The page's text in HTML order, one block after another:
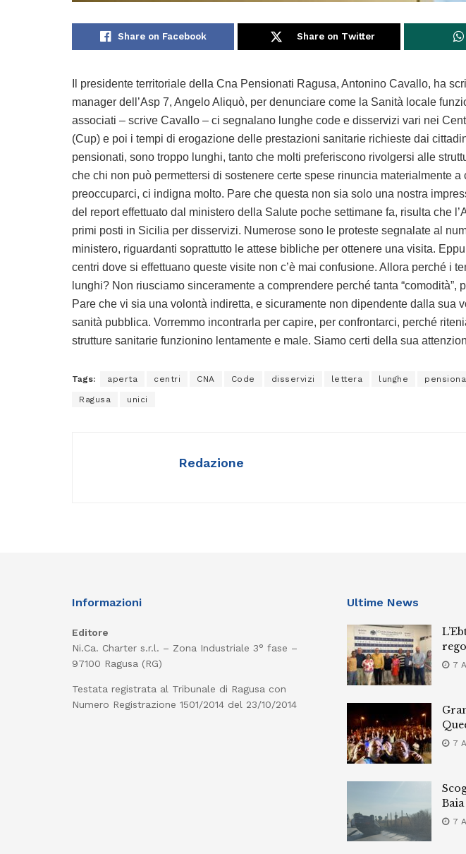
Share on Facebook Share on Twitter
Il presidente territoriale della Cna Pensionati Ragusa, Antonino Cavallo, ha
manager dell’Asp 7, Angelo Aliquò, per denunciare come la Sanità locale
associati – scrive Cavallo – ci segnalano lunghe code e disservizi vari nei
(Cup) e poi i tempi di erogazione delle prestazioni sanitarie richieste dai
pensionati, sono troppo lunghi, tanto che molti preferiscono rivolgersi alle
che chi non può permettersi di sostenere certe spese rinuncia materialmente a
preoccuparci, ci indigna molto. Pare che questa non sia solo una nostra
del report effettuato dal ministero della Salute poche settimane fa, risulta che
primi posti in Sicilia per disservizi. Numerose sono le proteste segnalate al
ministero, riguardanti soprattutto le attese bibliche per ottenere una visita.
centri dove si effettuano queste visite non c’è mai confusione. Allora perché i
lunghi? Non riusciamo sinceramente a comprendere perché tanta “comodità”,
Pare che vi sia una volontà indiretta, e sicuramente non dipendente dalla sua
sanità pubblica. Vorremmo incontrarla per capire, per confrontarci, perché
strutture sanitarie funzionino lentamente e male. Siamo certi della sua
Tags: aperta centri CNA Code disservizi lettera lunghe
Ragusa unici
Redazione
Informazioni
Editore
Ni.Ca. Charter s.r.l. – Zona Industriale 3° fase –
97100 Ragusa (RG)
Testata registrata al Tribunale di Ragusa con
Numero Registrazione 1501/2014 del 23/10/2014
Ultime News
7
7
7